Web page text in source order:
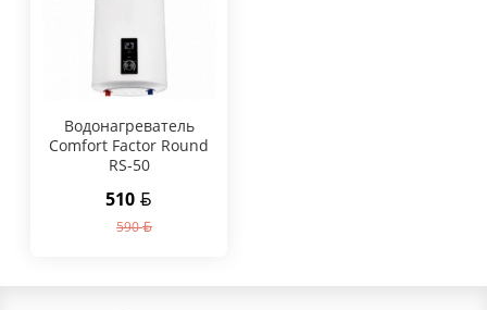
Водонагреватель
Comfort Factor Round
RS-50
510
590